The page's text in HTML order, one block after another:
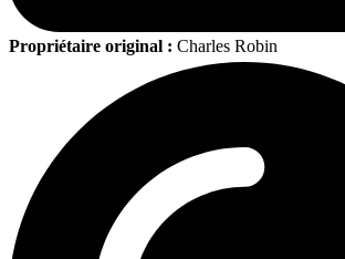
Propriétaire original : Charles Robin